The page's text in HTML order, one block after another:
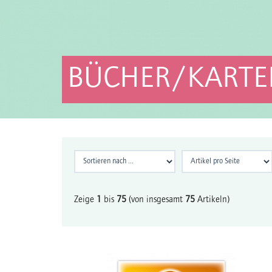
BÜCHER/
Zeige 1 bis 75 (von insgesamt 75 Artikeln)